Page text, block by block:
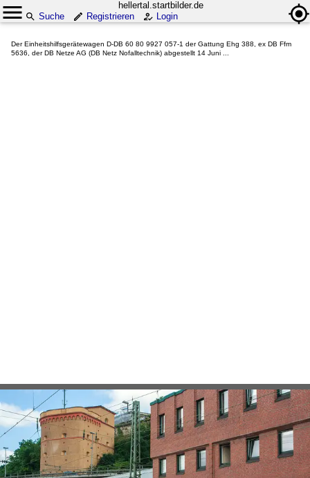
hellertal.startbilder.de
Suche
Registrieren Login
Der Einheitshilfsgerätewagen D-DB 60 80 9927 057-1 der Gattung Ehg 388, ex DB Ffm
5636, der DB Netze AG (DB Netz Nofalltechnik) abgestellt 14 Juni ...